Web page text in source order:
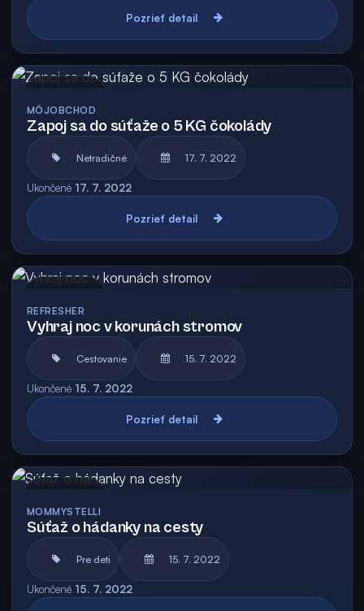
Pozrieť detail
MÔJOBCHOD
Zapoj sa do súťaže o 5 KG čokolády
Netradičné 17. 7. 2022
Ukončené 17. 7. 2022
Pozrieť detail
REFRESHER
Vyhraj noc v korunách stromov
Cestovanie 15. 7. 2022
Ukončené 15. 7. 2022
Pozrieť detail
MOMMYSTELLI
Súťaž o hádanky na cesty
Pre deti 15. 7. 2022
Ukončené 15. 7. 2022